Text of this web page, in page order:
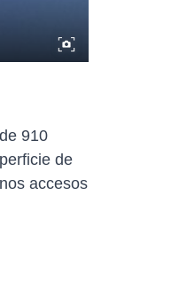
910
de
accesos